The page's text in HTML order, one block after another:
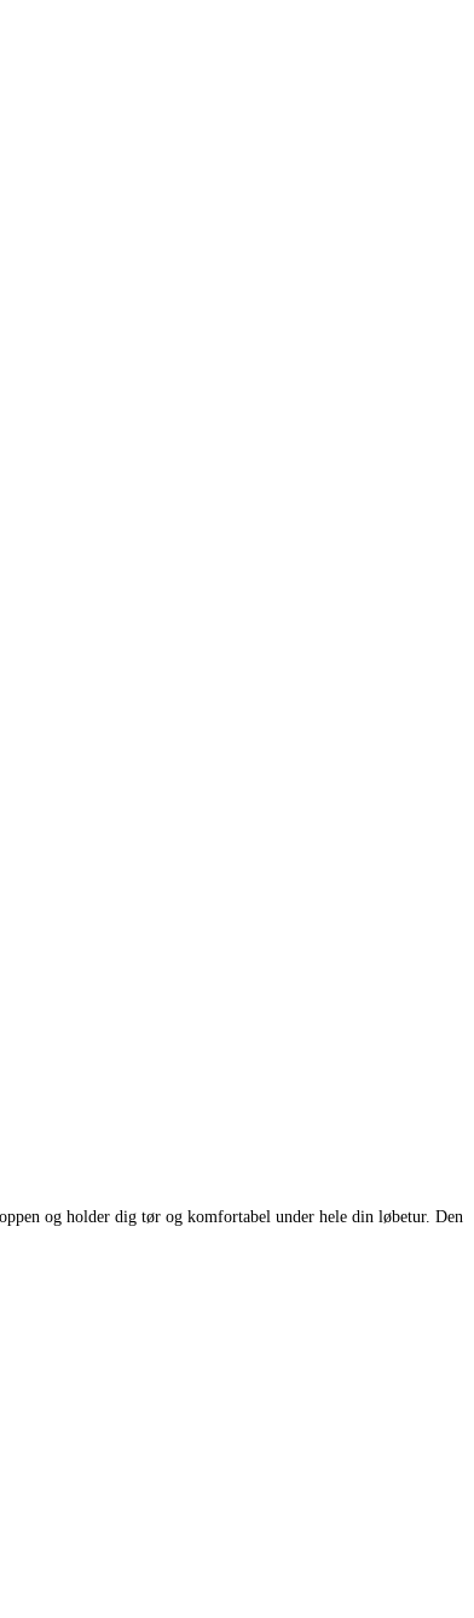
og holder dig tør og komfortabel under hele din løbetur. Den